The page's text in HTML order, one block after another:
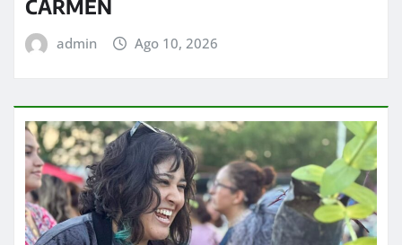
CARMEN
admin Ago 10, 2026